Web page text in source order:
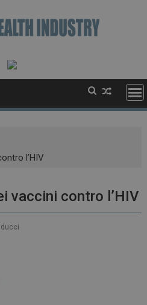
l’HIV
vaccini contro l’HIV